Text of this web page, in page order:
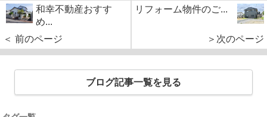
和幸不動産おすす
め...
＜ 前のページ
リフォーム物件のご...
＞次のページ
ブログ記事一覧を見る